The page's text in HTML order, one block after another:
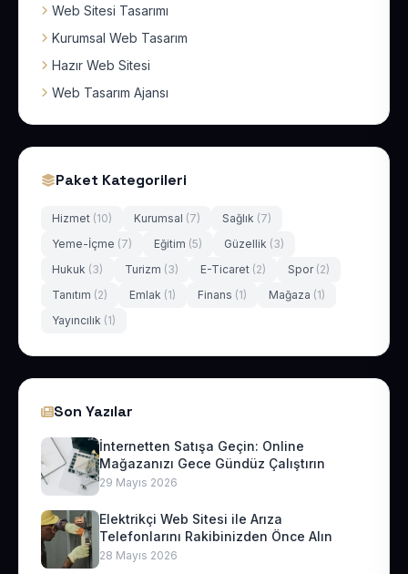
Web Sitesi Tasarımı
Kurumsal Web Tasarım
Hazır Web Sitesi
Web Tasarım Ajansı
Paket Kategorileri
Hizmet (10) Kurumsal (7) Sağlık (7)
Yeme-İçme (7) Eğitim (5) Güzellik (3)
Hukuk (3) Turizm (3) E-Ticaret (2) Spor (2)
Tanıtım (2) Emlak (1) Finans (1) Mağaza (1)
Yayıncılık (1)
Son Yazılar
İnternetten Satışa Geçin: Online
Mağazanızı Gece Gündüz Çalıştırın
29 Mayıs 2026
Elektrikçi Web Sitesi ile Arıza
Telefonlarını Rakibinizden Önce Alın
28 Mayıs 2026